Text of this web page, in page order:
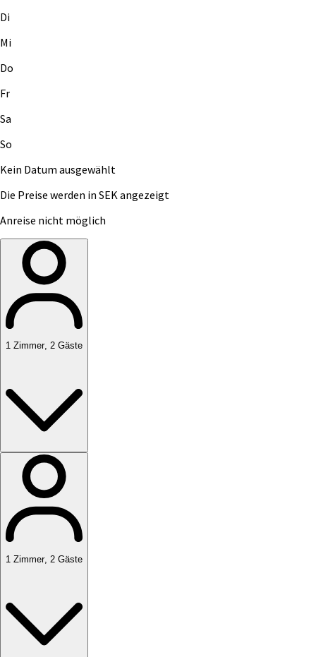
Di
Mi
Do
Fr
Sa
So
Kein Datum ausgewählt
Die Preise werden in SEK angezeigt
Anreise nicht möglich
1 Zimmer, 2 Gäste
1 Zimmer, 2 Gäste